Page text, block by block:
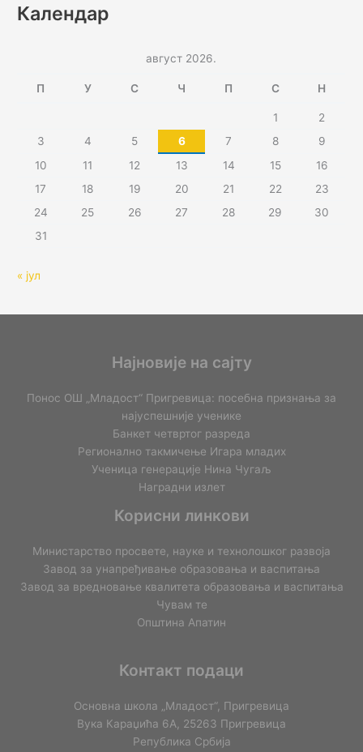
Календар
август 2026.
П У С Ч П С Н
1
2
3
4 5 6 7 8
9
10
11 12 13 14 15
16
17
18 19 20 21 22
23
24
25 26 27 28 29
30
31
« јул
Најновије на сајту
Понос ОШ „Младост“ Пригревица: посебна признања за
најуспешније ученике
Банкет четвртог разреда
Регионално такмичењe Игара младих
Ученица генерације Нина Чугаљ
Наградни излет
Корисни линкови
Министарство просвете, науке и технолошког развоја
Завод за унапређивање образовања и васпитања
Завод за вредновање квалитета образовања и васпитања
Чувам те
Општина Апатин
Контакт подаци
Основна школа „Младост“, Пригревица
Вука Караџића 6А, 25263 Пригревица
Република Србија